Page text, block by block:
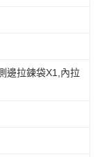
邊拉鍊袋X1,內拉